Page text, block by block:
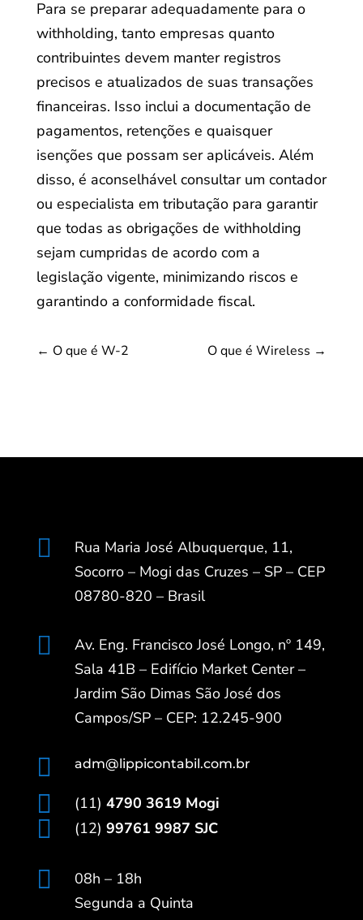
Para se preparar adequadamente para o
withholding, tanto empresas quanto
contribuintes devem manter registros
precisos e atualizados de suas transações
financeiras. Isso inclui a documentação de
pagamentos, retenções e quaisquer
isenções que possam ser aplicáveis. Além
disso, é aconselhável consultar um contador
ou especialista em tributação para garantir
que todas as obrigações de withholding
sejam cumpridas de acordo com a
legislação vigente, minimizando riscos e
garantindo a conformidade fiscal.
← O que é W-2 O que é Wireless →

Rua Maria José Albuquerque, 11,
Socorro – Mogi das Cruzes – SP – CEP
08780-820 – Brasil

Av. Eng. Francisco José Longo, nº 149,
Sala 41B – Edifício Market Center –
Jardim São Dimas São José dos
Campos/SP – CEP: 12.245-900
 adm@lippicontabil.com.br
 (11) 4790 3619 Mogi
 (12) 99761 9987 SJC

08h – 18h
Segunda a Quinta